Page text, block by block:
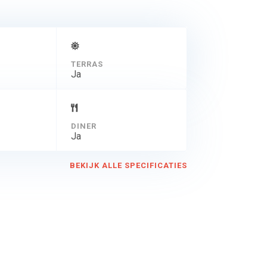
TERRAS
Ja
DINER
Ja
BEKIJK ALLE SPECIFICATIES